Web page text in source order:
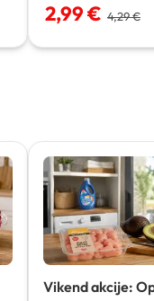
2,99 € 4,29 €
Vikend akcije: